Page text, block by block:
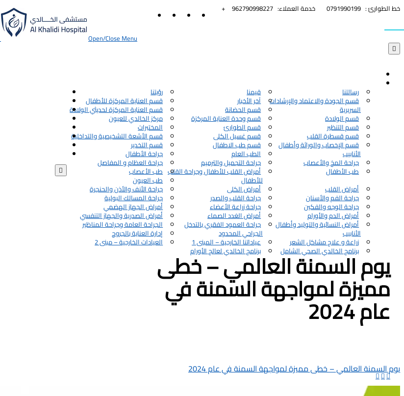
خط الطوارئ : 0791990199 خدمة العملاء: 962790998227+
Open/Close Menu

رسالتنا قيمنا رؤيتنا
قسم الجودة والاعتماد والإرشادات
السريرية
آخر الأخبار قسم العناية المركزة للأطفال
قسم الحضانة قسم العناية المركزة لحديثي الولادة
قسم الولادة قسم وحدة العناية المركزة مركز الخالدي للعيون
قسم التنظير قسم الطوارئ المختبرات
قسم قسطرة القلب قسم غسيل الكلى قسم الأشعة التشخيصية والتداخلية
قسم الإخصاب والوراثة وأطفال
الأنابيب
قسم طب الاطفال قسم التخدير
الطب العام جراحة الأطفال
جراحة المخ والأعصاب جراحة التجميل والترميم جراحة العظام و المفاصل
طب الأطفال أمراض القلب للأطفال وجراحة القلب
للأطفال
طب الأعصاب
طب العيون
أمراض القلب أمراض الكلى جراحة الأنف والأذن والحنجرة
جراحة الفم والأسنان جراحة القلب والصدر جراحة المسالك البولية
جراحة الوجه والفكين جراحة زراعة الأعضاء أمراض الجهاز الهضمي
أمراض الدم والأورام أمراض الغدد الصماء أمراض الصدرية والجهاز التنفسي
أمراض النسائية والتوليد وأطفال
الأنابيب
جراحة العمود الفقري بالتدخل
الجراحي المحدود
الجراحة العامة وجراحة المناظير
إدارة العناية بالجروح
زراعة و علاج مشاكل الشعر عياداتنا الخارجية – المبنى 1 العيادات الخارجية – مبنى 2
برنامج الخالدي الصحي الشامل برنامج الخالدي لعالج الأورام

يوم السمنة العالمي – خطى
مميزة لمواجهة السمنة في
عام 2024

يوم السمنة العالمي – خطى مميزة لمواجهة السمنة في عام 2024